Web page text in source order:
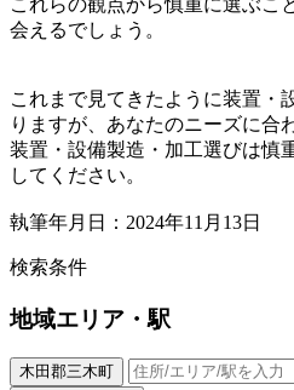
会えるでしょう。
これまで見てきたように装置・
りますが、あなたのニーズに合
装置・設備製造・加工選びは慎
してください。
執筆年月日：2024年11月13日
検索条件
地域エリア・駅
木田郡三木町